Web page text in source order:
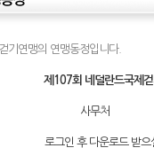
기연맹의 연맹동정입니다.
제107회 네덜란드국제
사무처
로그인 후 다운로드 받으